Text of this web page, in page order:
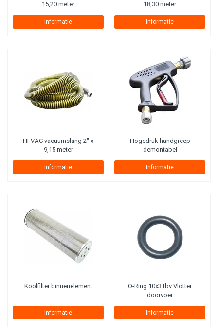
15,20 meter
Informatie
18,30 meter
Informatie
HI-VAC vacuumslang 2" x
9,15 meter
Informatie
Hogedruk handgreep
demontabel
Informatie
Koolfilter binnenelement
Informatie
O-Ring 10x3 tbv Vlotter
doorvoer
Informatie